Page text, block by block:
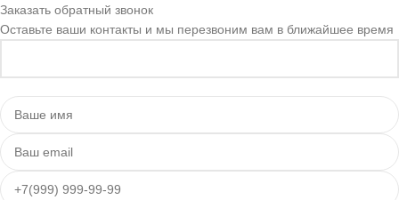
Заказать обратный звонок
Оставьте ваши контакты и мы перезвоним вам в ближайшее время